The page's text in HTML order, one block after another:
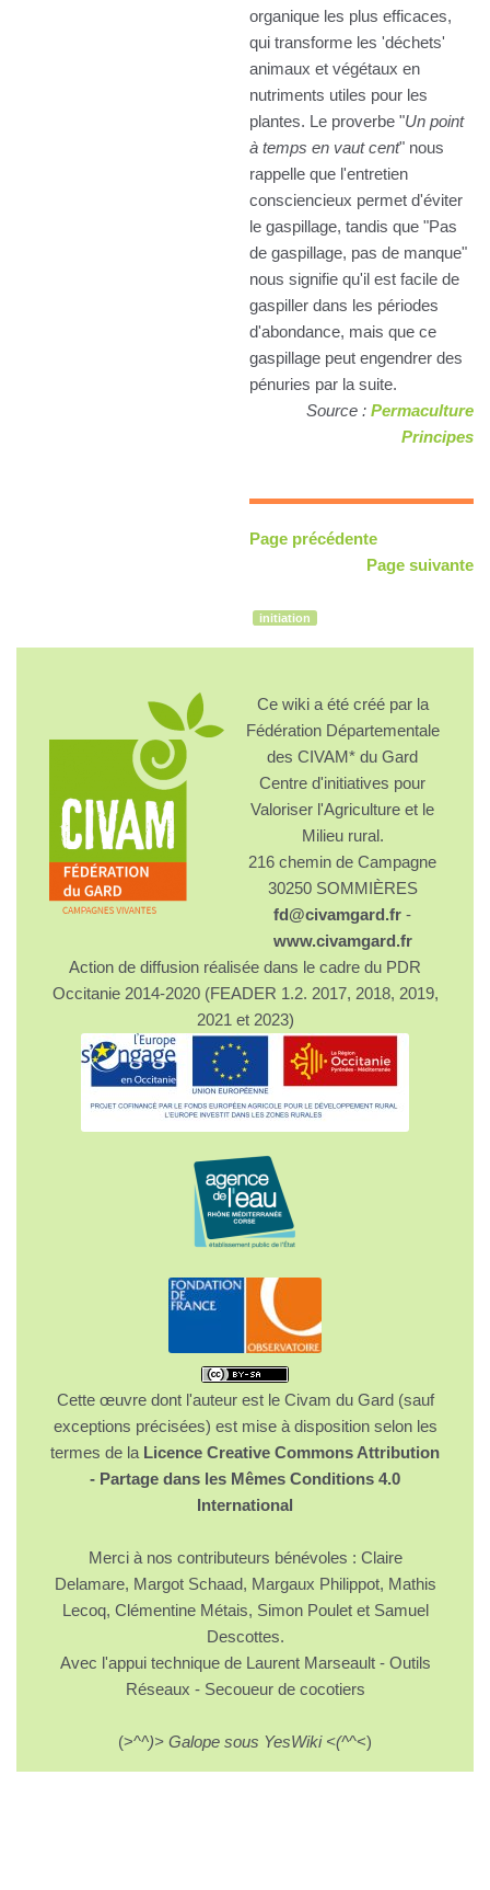
organique les plus efficaces,
qui transforme les 'déchets'
animaux et végétaux en
nutriments utiles pour les
plantes. Le proverbe "Un point
à temps en vaut cent" nous
rappelle que l'entretien
consciencieux permet d'éviter
le gaspillage, tandis que "Pas
de gaspillage, pas de manque"
nous signifie qu'il est facile de
gaspiller dans les périodes
d'abondance, mais que ce
gaspillage peut engendrer des
pénuries par la suite.
Source : Permaculture
Principes
Page précédente
Page suivante
initiation
Ce wiki a été créé par la
Fédération Départementale
des CIVAM* du Gard
Centre d'initiatives pour
Valoriser l'Agriculture et le
Milieu rural.
216 chemin de Campagne
30250 SOMMIÈRES
fd@civamgard.fr -
www.civamgard.fr
Action de diffusion réalisée dans le cadre du PDR
Occitanie 2014-2020 (FEADER 1.2. 2017, 2018, 2019,
2021 et 2023)
Cette œuvre dont l'auteur est le Civam du Gard (sauf
exceptions précisées) est mise à disposition selon les
termes de la Licence Creative Commons Attribution
- Partage dans les Mêmes Conditions 4.0
International
Merci à nos contributeurs bénévoles : Claire
Delamare, Margot Schaad, Margaux Philippot, Mathis
Lecoq, Clémentine Métais, Simon Poulet et Samuel
Descottes.
Avec l'appui technique de Laurent Marseault - Outils
Réseaux - Secoueur de cocotiers
(>^^)> Galope sous YesWiki <(^^<)